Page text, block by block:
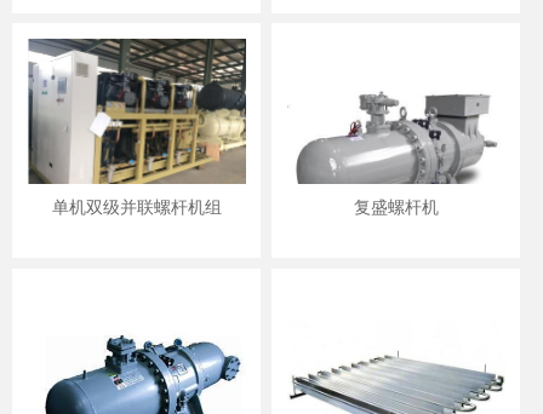
单机双级并联螺杆机组 复盛螺杆机